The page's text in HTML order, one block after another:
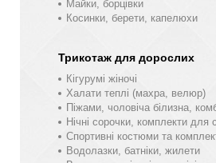
Майки, борцівки
Косинки, берети, капелюхи
Трикотаж для дорослих
Кігурумі жіночі
Халати теплі (махра, велюр)
Піжами, чоловіча білизна,
Нічні сорочки, комплекти для
Спортивні костюми та
Водолазки, батніки, жилети